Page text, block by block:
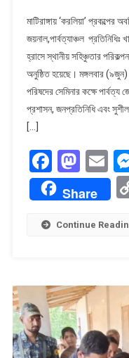
মাটিরাঙ্গায় ‘করলিয়া’ প্রকল্পের
জয়নাল,পার্বত্যাঞ্চল প্রতিনিধিঃ
হ্রাসে স্থানীয় সহিঞ্চুতার
অনুষ্ঠিত হয়েছে। মঙ্গলবার (৯জুন)
পরিষদের সেমিনার কক্ষে পার্বত্য
প্রশাসন, জনপ্রতিনিধি এবং
[…]
Share
Continue